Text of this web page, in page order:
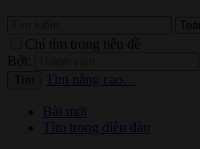
Chỉ tìm trong tiêu đề
Bởi:
Tìm nâng cao…
Bài mới
Tìm trong diễn đàn